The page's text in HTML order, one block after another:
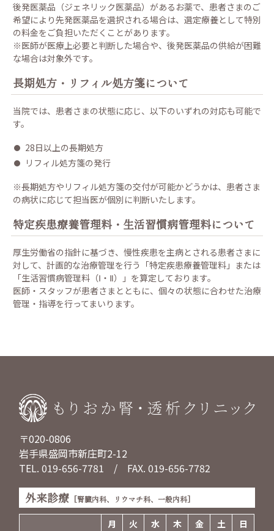
後発医薬品（ジェネリック医薬品）があるお薬で、患者さまのご
希望により先発医薬品を選択される場合は、選定療養として特別
の料金をご負担いただくことがあります。
※医師が医療上必要と判断した場合や、後発医薬品の供給が困難
な場合は対象外です。
長期処方・リフィル処方箋について
当院では、患者さまの状態に応じ、以下のいずれの対応も可能で
す。
28日以上の長期処方
リフィル処方箋の発行
※長期処方やリフィル処方箋の交付が可能かどうかは、患者さま
の病状に応じて担当医が個別に判断いたします。
特定疾患療養管理料・生活習慣病管理料について
厚生労働省の指針に基づき、慢性疾患を主病とされる患者さまに
対して、計画的な治療管理を行う「特定疾患療養管理料」または
「生活習慣病管理料（Ⅰ・Ⅱ）」を算定しております。
医師・スタッフが患者さまとともに、個々の状態に合わせた治療
管理・指導を行ってまいります。
〒020-0806
岩手県盛岡市新庄町2-12
TEL.019-656-7781 / FAX. 019-656-7782
外来診療 [腎臓内科、リウマチ科、一般内科]
月 火 水 木 金 土
日